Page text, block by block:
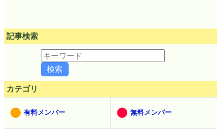
記事検索
カテゴリ
有料メンバー 無料メンバー